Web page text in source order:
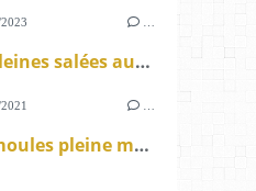
Madeleines salées au miel local Comté et curry sans gluten ou pas
Mes moules pleine mer de Sète en deux façons le local c'est bon.